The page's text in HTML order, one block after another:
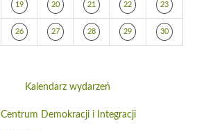
19 20 21 22 23
26 27 28 29 30
Kalendarz wydarzeń
Centrum Demokracji i Integracji